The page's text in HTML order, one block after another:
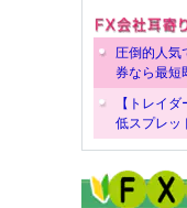
圧倒的人気
券なら最短
【トレイ
低スプレッ